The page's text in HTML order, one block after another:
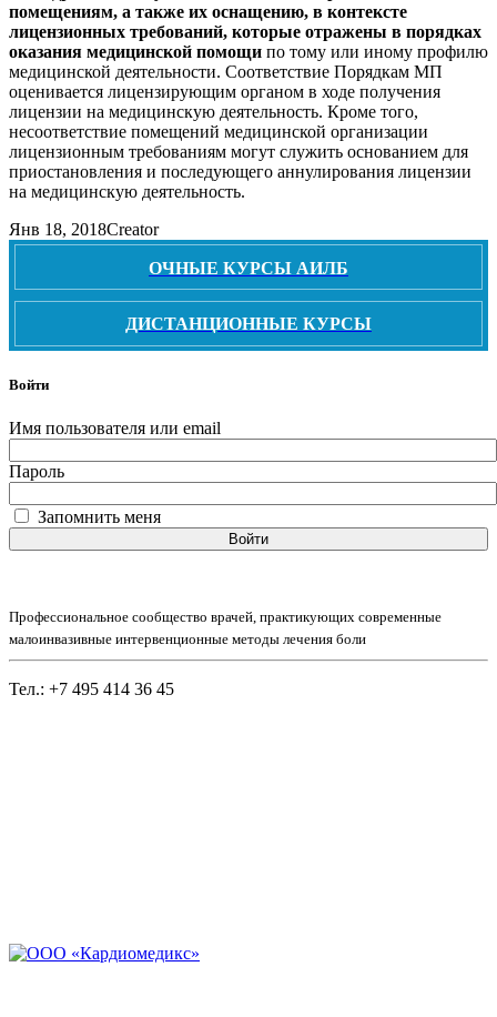
помещениям, а также их оснащению, в контексте
лицензионных требований, которые отражены в порядках
оказания медицинской помощи по тому или иному профилю
медицинской деятельности. Соответствие Порядкам МП
оценивается лицензирующим органом в ходе получения
лицензии на медицинскую деятельность. Кроме того,
несоответствие помещений медицинской организации
лицензионным требованиям могут служить основанием для
приостановления и последующего аннулирования лицензии
на медицинскую деятельность.
Янв 18, 2018Creator
ОЧНЫЕ КУРСЫ АИЛБ
ДИСТАНЦИОННЫЕ КУРСЫ
Войти
Имя пользователя или email
Пароль
Запомнить меня
Войти
Профессиональное сообщество врачей, практикующих современные
малоинвазивные интервенционные методы лечения боли
Тел.: +7 495 414 36 45